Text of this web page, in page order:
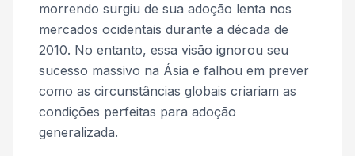
morrendo surgiu de sua adoção lenta nos
mercados ocidentais durante a década de
2010. No entanto, essa visão ignorou seu
sucesso massivo na Ásia e falhou em prever
como as circunstâncias globais criariam as
condições perfeitas para adoção
generalizada.